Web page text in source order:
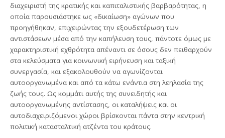
διαχειριστή της κρατικής και καπιταλιστικής βαρβαρότητας, η
οποία παρουσιάστηκε ως «δικαίωση» αγώνων που
προηγήθηκαν, επιχειρώντας την εξουδετέρωση των
αντιστάσεων μέσα από την καπήλευση τους, πάντοτε όμως με
χαρακτηριστική εχθρότητα απέναντι σε όσους δεν πειθαρχούν
στα κελεύσματα για κοινωνική ειρήνευση και ταξική
συνεργασία, και εξακολουθούν να αγωνίζονται
αυτοοργανωμένα και από τα κάτω ενάντια στη λεηλασία της
ζωής τους. Ως κομμάτι αυτής της συνειδητής και
αυτοοργανωμένης αντίστασης, οι καταλήψεις και οι
αυτοδιαχειριζόμενοι χώροι βρίσκονται πάντα στην κεντρική
πολιτική κατασταλτική ατζέντα του κράτους.